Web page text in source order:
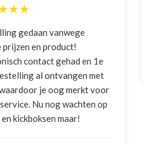
Goede prijzen, goede service
JULIA, NL | 08-02-2026